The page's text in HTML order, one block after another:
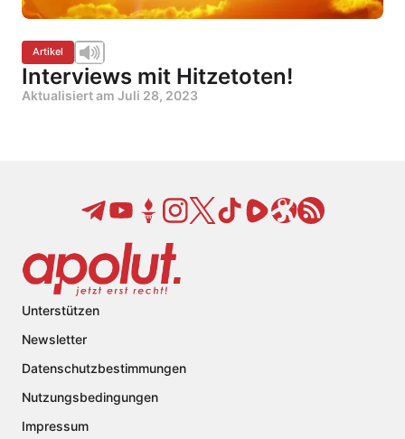
Artikel
Interviews mit Hitzetoten!
Aktualisiert am Juli 28, 2023
Unterstützen
Newsletter
Datenschutzbestimmungen
Nutzungsbedingungen
Impressum